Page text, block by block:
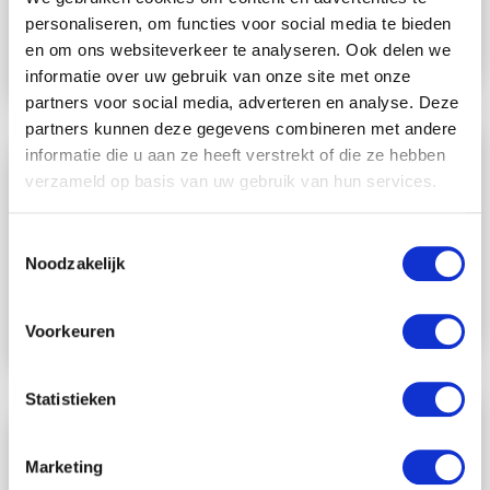
personaliseren, om functies voor social media te bieden
en om ons websiteverkeer te analyseren. Ook delen we
informatie over uw gebruik van onze site met onze
partners voor social media, adverteren en analyse. Deze
partners kunnen deze gegevens combineren met andere
informatie die u aan ze heeft verstrekt of die ze hebben
verzameld op basis van uw gebruik van hun services.
Noodzakelijk
Voorkeuren
Statistieken
Marketing
Telefoon
Regionaal, nationaal & internationaal
Teams